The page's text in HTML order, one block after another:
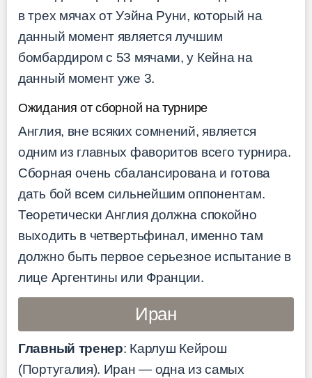
в трех мячах от Уэйна Руни, который на
данный момент является лучшим
бомбардиром с 53 мячами, у Кейна на
данный момент уже 3.
Ожидания от сборной на турнире
Англия, вне всяких сомнений, является
одним из главных фаворитов всего турнира.
Сборная очень сбалансирована и готова
дать бой всем сильнейшим оппонентам.
Теоретически Англия должна спокойно
выходить в четвертьфинал, именно там
должно быть первое серьезное испытание в
лице Аргентины или Франции.
Иран
Главный тренер: Карлуш Кейрош
(Португалия). Иран — одна из самых